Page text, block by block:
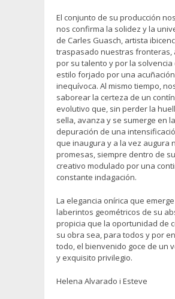
El conjunto de su producción
nos confirma la solidez y la
de Carles Guasch, artista
traspasado nuestras fronteras,
por su talento y por la solvencia
estilo forjado por una
inequívoca. Al mismo tiempo,
saborear la certeza de un
evolutivo que, sin perder la
sella, avanza y se sumerge en la
depuración de una
que inaugura y a la vez augura
promesas, siempre dentro de
creativo modulado por una
constante indagación.
La elegancia onírica que
laberintos geométricos de su
propicia que la oportunidad de
su obra sea, para todos y por
todo, el bienvenido goce de un
y exquisito privilegio.
Helena Alvarado i Esteve